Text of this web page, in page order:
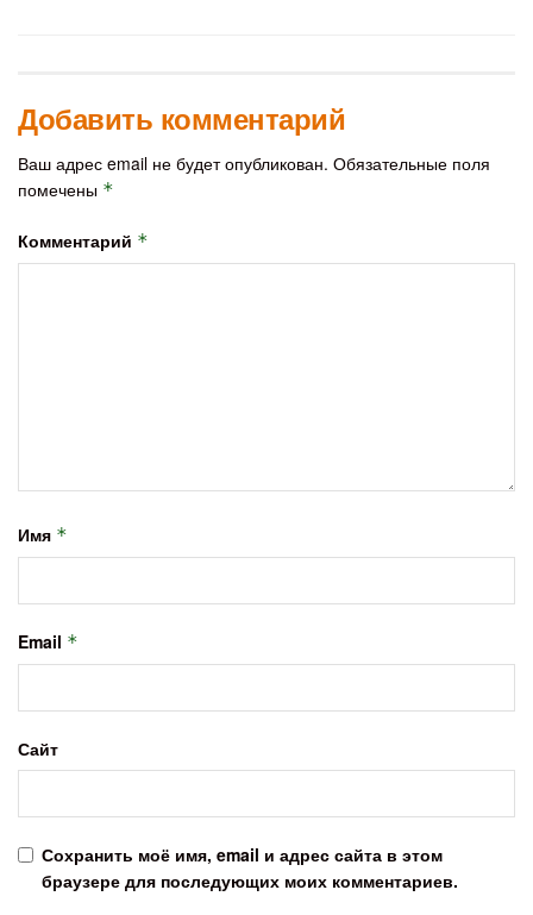
Добавить комментарий
Ваш адрес email не будет опубликован. Обязательные поля
помечены *
Комментарий *
Имя *
Email *
Сайт
Сохранить моё имя, email и адрес сайта в этом
браузере для последующих моих комментариев.